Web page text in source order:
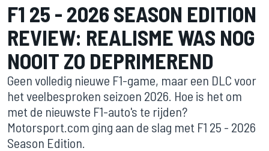
F1 25 - 2026 SEASON EDITION
REVIEW: REALISME WAS NOG
NOOIT ZO DEPRIMEREND
Geen volledig nieuwe F1-game, maar een DLC voor
het veelbesproken seizoen 2026. Hoe is het om
met de nieuwste F1-auto's te rijden?
Motorsport.com ging aan de slag met F1 25 - 2026
Season Edition.